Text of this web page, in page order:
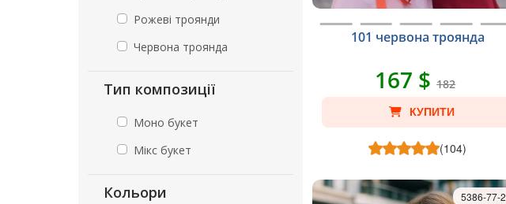
Рожеві троянди
Червона троянда
Тип композиції
Моно букет
Мікс букет
Кольори
101 червона троянда
167 $182
КУПИТИ
(104)
5386-77-2